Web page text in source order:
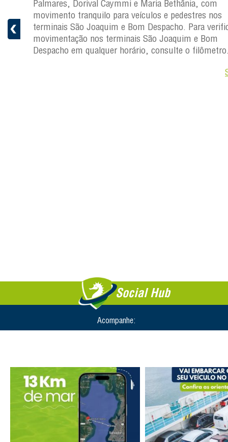
Palmares, Dorival Caymmi e Maria Bethânia, com
movimento tranquilo para veículos e pedestres nos
terminais São Joaquim e Bom Despacho. Para
movimentação nos terminais São Joaquim e Bom
Despacho em qualquer horário, consulte o
Social Hub
Acompanhe: